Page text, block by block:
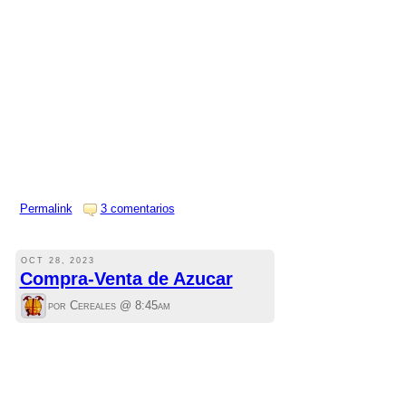
Permalink 3 comentarios
OCT 28, 2023
Compra-Venta de Azucar
por Cereales @ 8:45am